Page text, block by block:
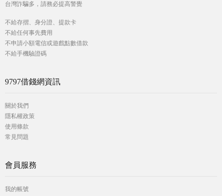
台灣詐騙多，請務必提高警覺
不給存摺、身分證、提款卡
不給任何事先費用
不申請小額電信或遊戲點數借款
不給手機驗證碼
9797借錢網資訊
關於我們
隱私權政策
使用條款
常見問題
會員服務
我的帳號